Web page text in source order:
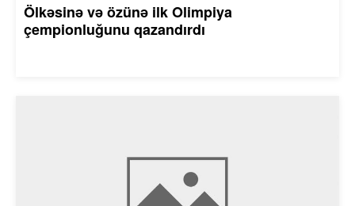
Ölkəsinə və özünə ilk Olimpiya
çempionluğunu qazandırdı